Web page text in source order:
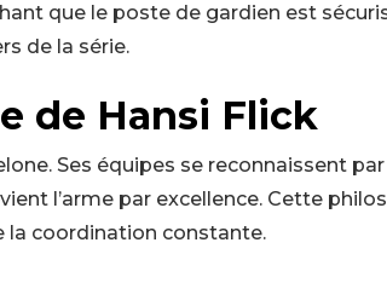
que le poste de gardien est
de la série.
de Hansi Flick
Ses équipes se reconnaissent
l’arme par excellence. Cette
la coordination constante.